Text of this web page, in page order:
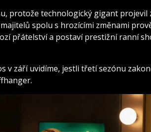
protože technologický gigant projevil
spolu s hrozícími změnami
přátelství a postaví prestižní ranní
v září uvidíme, jestli třetí sezónu